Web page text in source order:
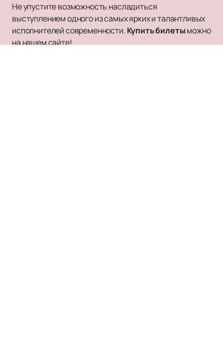
Не упустите возможность насладиться
выступлением одного из самых ярких и талантливых
исполнителей современности. Купить билетыможно
на нашем сайте!